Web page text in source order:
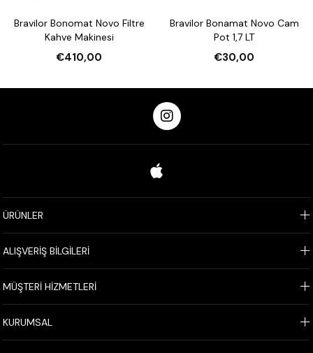
Bravilor Bonomat Novo Filtre
Kahve Makinesi
€410,00
Bravilor Bonamat Novo Cam
Pot 1,7 LT
€30,00
ÜRÜNLER
ALIŞVERİŞ BİLGİLERİ
MÜŞTERİ HİZMETLERİ
KURUMSAL